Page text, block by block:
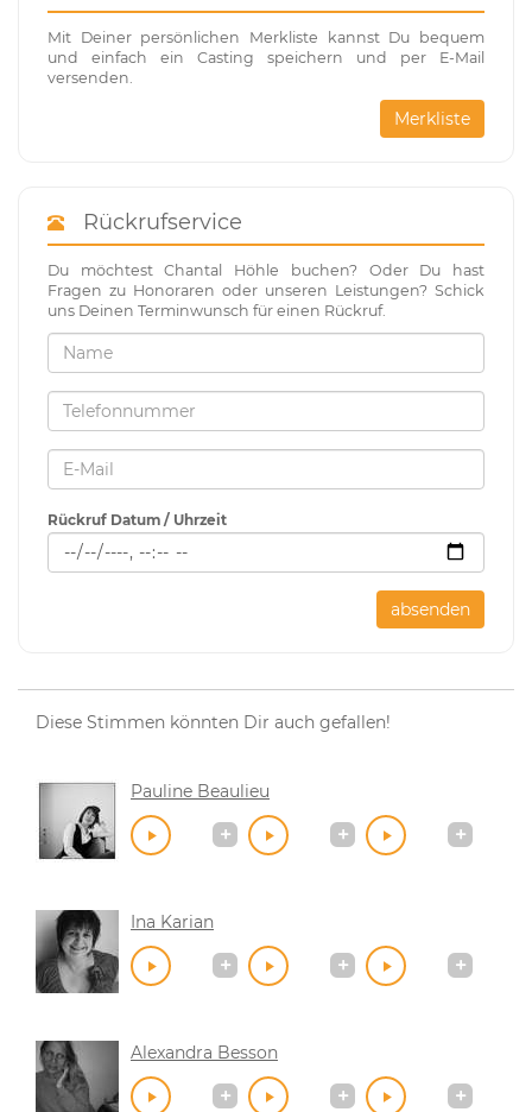
Mit Deiner persönlichen Merkliste kannst Du bequem
und einfach ein Casting speichern und per E-Mail
versenden.
Merkliste
Rückrufservice
Du möchtest Chantal Höhle buchen? Oder Du hast
Fragen zu Honoraren oder unseren Leistungen? Schick
uns Deinen Terminwunsch für einen Rückruf.
Rückruf Datum / Uhrzeit
absenden
Diese Stimmen könnten Dir auch gefallen!
Pauline Beaulieu
Ina Karian
Alexandra Besson